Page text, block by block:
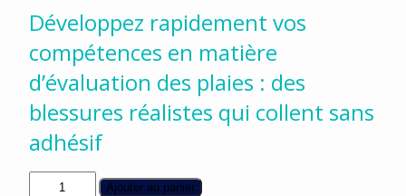
Développez rapidement vos
compétences en matière
d’évaluation des plaies : des
blessures réalistes qui collent sans
adhésif
quantité
Ajouter au panier